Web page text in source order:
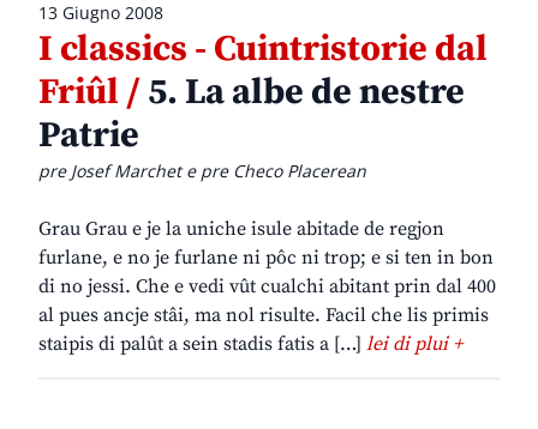
13 Giugno 2008
I classics - Cuintristorie dal
Friûl /5. La albe de nestre
Patrie
pre Josef Marchet e pre Checo Placerean
Grau Grau e je la uniche isule abitade de regjon
furlane, e no je furlane ni pôc ni trop; e si ten in bon
di no jessi. Che e vedi vût cualchi abitant prin dal 400
al pues ancje stâi, ma nol risulte. Facil che lis primis
staipis di palût a sein stadis fatis a […] lei di plui +